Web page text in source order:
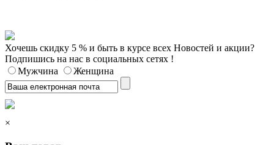
Хочешь скидку 5 % и быть в курсе всех Новостей и акции?
Подпишись на нас в социальных сетях !
Мужчина
Женщина
×